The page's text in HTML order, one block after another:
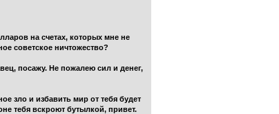
на счетах, которых мне не
советское ничтожество?
посажу. Не пожалею сил и денег,
зло и избавить мир от тебя будет
тебя вскроют бутылкой, привет.